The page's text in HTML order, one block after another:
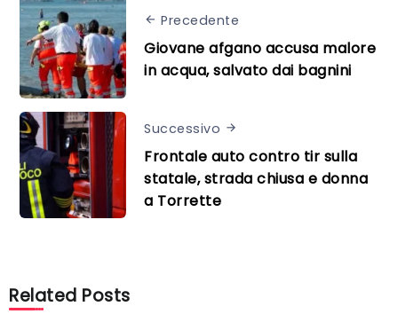
Precedente
Giovane afgano accusa malore
in acqua, salvato dai bagnini
Successivo
Frontale auto contro tir sulla
statale, strada chiusa e donna
a Torrette
Related Posts